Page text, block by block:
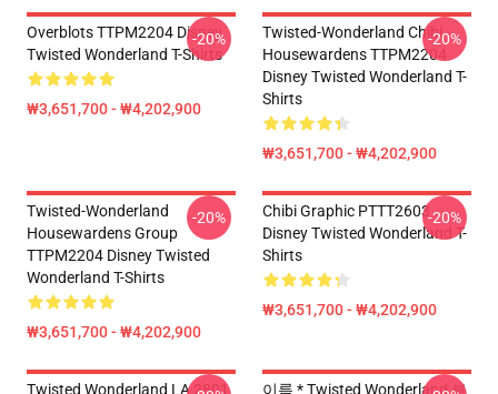
Overblots TTPM2204 Disney
Twisted Wonderland T-Shirts
₩3,651,700 - ₩4,202,900
-20%
Twisted-Wonderland Chibi
Housewardens TTPM2204
Disney Twisted Wonderland T-
Shirts
₩3,651,700 - ₩4,202,900
-20%
Twisted-Wonderland
Housewardens Group
TTPM2204 Disney Twisted
Wonderland T-Shirts
₩3,651,700 - ₩4,202,900
-20%
Chibi Graphic PTTT2603
Disney Twisted Wonderland T-
Shirts
₩3,651,700 - ₩4,202,900
-20%
Twisted Wonderland LA 2801
이름 * Twisted Wonderland 부